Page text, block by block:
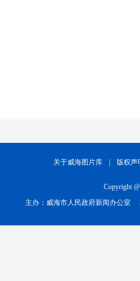
关于威海图片库 版权声
Copyright
主办：威海市人民政府新闻办公室